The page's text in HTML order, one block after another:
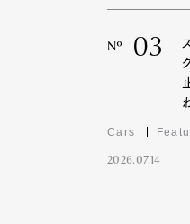
Nº 03
Cars
2026.07.14